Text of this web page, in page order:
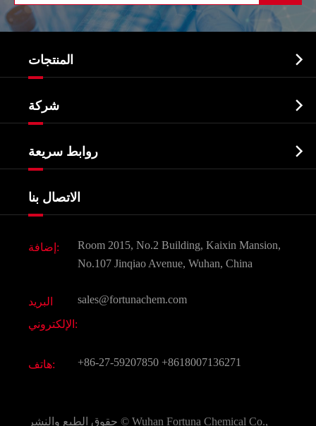
المنتجات 
الصيدلانية وسيطة
البيوكيميائية
Agrochemicals و الوسطيات
مكونات مستحضرات التجميل
النكهات و عطور
الكيميائية CAS
جميع المواد الكيميائية غرامة
شركة 
شهادات و مصنع تظهر
شركة التاريخ
روابط سريعة 
الاتصال بنا
إضافة:
Room 2015, No.2 Building, Kaixin Mansion,
No.107 Jinqiao Avenue, Wuhan, China
البريد
الإلكتروني:
sales@fortunachem.com
هاتف: +86-27-59207850 +8618007136271
حقوق الطبع والنشر © Wuhan Fortuna Chemical Co.,